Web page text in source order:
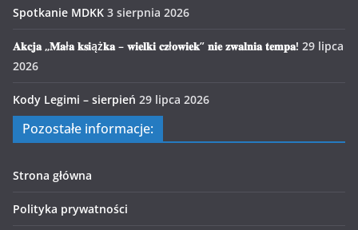
Spotkanie MDKK 3 sierpnia 2026
𝐀𝐤𝐜𝐣𝐚 „𝐌𝐚ł𝐚 𝐤𝐬𝐢ąż𝐤𝐚 – 𝐰𝐢𝐞𝐥𝐤𝐢 𝐜𝐳ł𝐨𝐰𝐢𝐞𝐤” 𝐧𝐢𝐞 𝐳𝐰𝐚𝐥𝐧𝐢𝐚 𝐭𝐞𝐦𝐩𝐚! 29 lipca
2026
Kody Legimi – sierpień 29 lipca 2026
Pozostałe informacje:
Strona główna
Polityka prywatności